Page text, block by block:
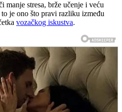
manje stresa, brže učenje i veću
je ono što pravi razliku između
vozačkog iskustva.